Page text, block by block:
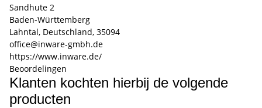
Sandhute 2
Baden-Württemberg
Lahntal, Deutschland, 35094
office@inware-gmbh.de
https://www.inware.de/
Beoordelingen
Klanten kochten hierbij de volgende
producten